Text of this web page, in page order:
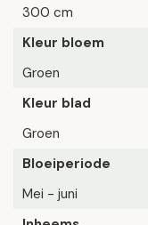
300 cm
Kleur bloem
Groen
Kleur blad
Groen
Bloeiperiode
Mei - juni